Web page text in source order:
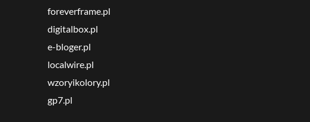
foreverframe.pl
digitalbox.pl
e-bloger.pl
localwire.pl
wzoryikolory.pl
gp7.pl